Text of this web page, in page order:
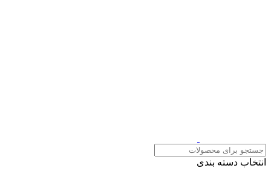
انتخاب دسته بندی